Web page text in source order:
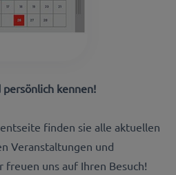
persönlich kennen!
finden sie alle aktuellen
Veranstaltungen und
uns auf Ihren Besuch!